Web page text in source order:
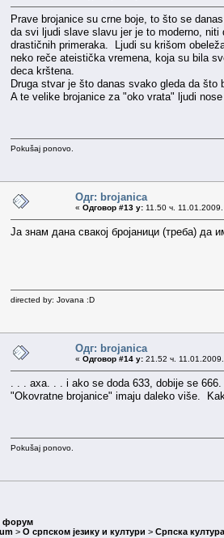
Prave brojanice su crne boje, to što se
da svi ljudi slave slavu jer je to moderno,
drastičnih primeraka. Ljudi su krišom
neko reče ateistička vremena, koja su bila
deca krštena.
Druga stvar je što danas svako gleda da
A te velike brojanice za "oko vrata" ljudi
Pokušaj ponovo.
Одг: brojanica
« Одговор #13 у: 11.50 ч.
Ја знам дана свакој бројаници (треба) да
directed by: Jovana :D
Одг: brojanica
« Одговор #14 у: 21.52 ч.
. . . axa. . . i ako se doda 633, dobije se
"Okovratne brojanice" imaju daleko više.
Pokušaj ponovo.
форум
> О српском језику и култури > Српска